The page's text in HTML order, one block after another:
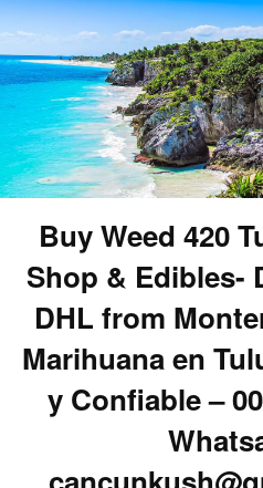
Buy Weed 420
Shop & Edibles-
DHL from
Marihuana en
y Confiable –